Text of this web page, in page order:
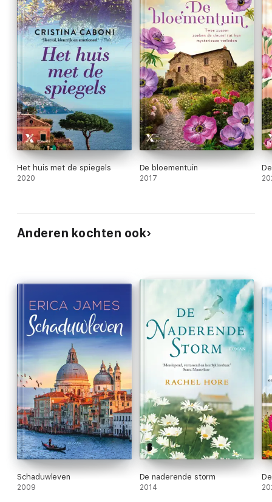
'Wat een heerlijk boek!' – Vriendin
'Sfeervol, kleurrijk en emotioneel.' – Flair
Het huis met de spiegels
2020
De bloementuin
2017
Anderen kochten ook
Schaduwleven
2009
De naderende storm
2014